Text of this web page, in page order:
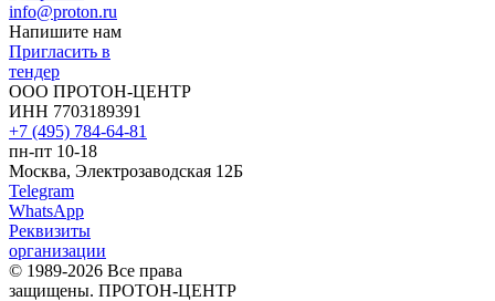
info@proton.ru
Напишите нам
Пригласить в
тендер
ООО ПРОТОН-ЦЕНТР
ИНН 7703189391
+7 (495) 784-64-81
пн-пт 10-18
Москва, Электрозаводская 12Б
Telegram
WhatsApp
Реквизиты
организации
© 1989-2026 Все права
защищены. ПРОТОН-ЦЕНТР